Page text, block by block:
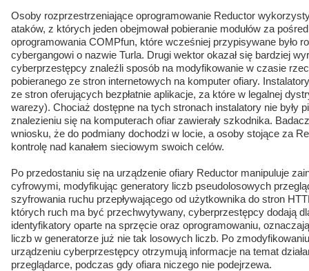
Osoby rozprzestrzeniające oprogramowanie Reductor
ataków, z których jeden obejmował pobieranie modułów za
oprogramowania COMPfun, które wcześniej przypisywane było
cybergangowi o nazwie Turla. Drugi wektor okazał się bardziej
cyberprzestępcy znaleźli sposób na modyfikowanie w czasie
pobieranego ze stron internetowych na komputer ofiary.
ze stron oferujących bezpłatnie aplikacje, za które w legalnej
warezy). Chociaż dostępne na tych stronach instalatory nie były
znalezieniu się na komputerach ofiar zawierały szkodnika.
wniosku, że do podmiany dochodzi w locie, a osoby stojące za
kontrolę nad kanałem sieciowym swoich celów.
Po przedostaniu się na urządzenie ofiary Reductor manipuluje
cyfrowymi, modyfikując generatory liczb pseudolosowych
szyfrowania ruchu przepływającego od użytkownika do stron
których ruch ma być przechwytywany, cyberprzestępcy dodają
identyfikatory oparte na sprzęcie oraz oprogramowaniu,
liczb w generatorze już nie tak losowych liczb. Po
urządzeniu cyberprzestępcy otrzymują informacje na temat
przeglądarce, podczas gdy ofiara niczego nie podejrzewa.